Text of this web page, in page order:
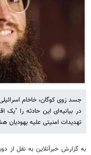
جسد زوی کوگان، خاخام
در بیانیه‌ای این حادثه را "یک
تهدیدات امنیتی علیه یهودیان
به گزارش خبرآنلاین به نقل از